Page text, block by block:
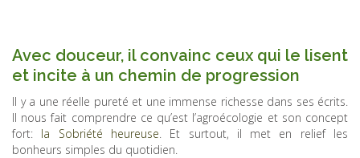
Avec douceur, il convainc ceux qui le lisent
et incite à un chemin de progression
Il y a une réelle pureté et une immense richesse dans ses écrits.
Il nous fait comprendre ce qu’est l’agroécologie et son concept
fort: la Sobriété heureuse. Et surtout, il met en relief les
bonheurs simples du quotidien.